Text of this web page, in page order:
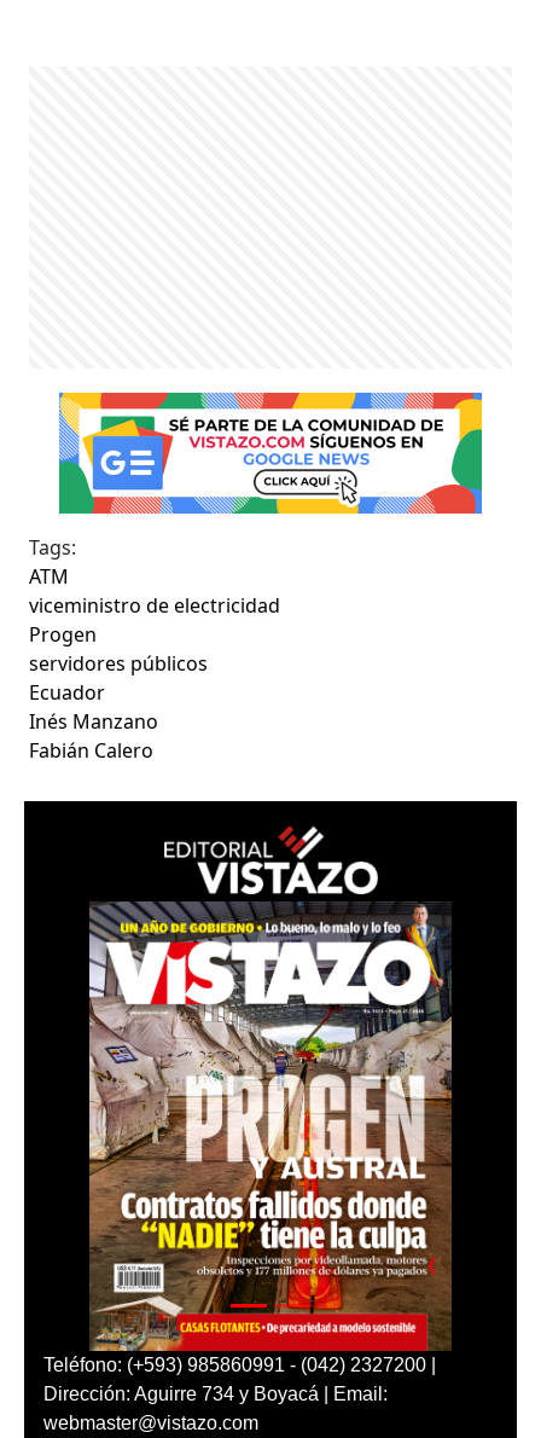
Tags:
ATM
viceministro de electricidad
Progen
servidores públicos
Ecuador
Inés Manzano
Fabián Calero
Teléfono: (+593) 985860991 - (042) 2327200 |
Dirección: Aguirre 734 y Boyacá | Email:
webmaster@vistazo.com